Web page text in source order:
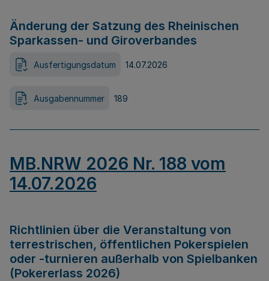
Änderung der Satzung des Rheinischen
Sparkassen- und Giroverbandes
Ausfertigungsdatum 14.07.2026
Ausgabennummer 189
MB.NRW 2026 Nr. 188 vom
14.07.2026
Richtlinien über die Veranstaltung von
terrestrischen, öffentlichen Pokerspielen
oder -turnieren außerhalb von Spielbanken
(Pokererlass 2026)